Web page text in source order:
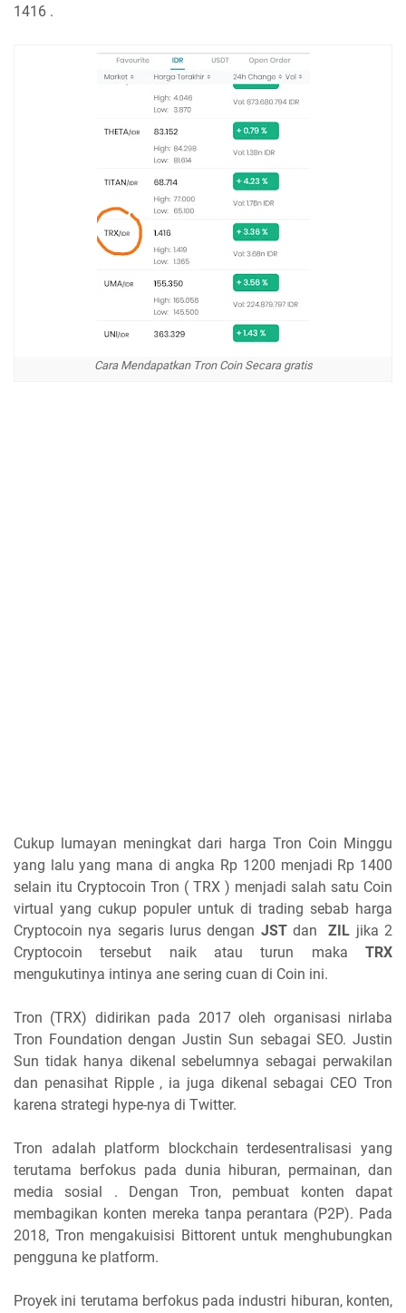
1416 .
Cara Mendapatkan Tron Coin Secara gratis
Cukup lumayan meningkat dari harga Tron Coin Minggu
yang lalu yang mana di angka Rp 1200 menjadi Rp 1400
selain itu Cryptocoin Tron ( TRX ) menjadi salah satu Coin
virtual yang cukup populer untuk di trading sebab harga
Cryptocoin nya segaris lurus dengan JSTdanZIL jika 2
Cryptocoin tersebut naik atau turun maka TRX
mengukutinya intinya ane sering cuan di Coin ini.
Tron (TRX) didirikan pada 2017 oleh organisasi nirlaba
Tron Foundation dengan Justin Sun sebagai SEO. Justin
Sun tidak hanya dikenal sebelumnya sebagai perwakilan
dan penasihat Ripple , ia juga dikenal sebagai CEO Tron
karena strategi hype-nya di Twitter.
Tron adalah platform blockchain terdesentralisasi yang
terutama berfokus pada dunia hiburan, permainan, dan
media sosial . Dengan Tron, pembuat konten dapat
membagikan konten mereka tanpa perantara (P2P). Pada
2018, Tron mengakuisisi Bittorent untuk menghubungkan
pengguna ke platform.
Proyek ini terutama berfokus pada industri hiburan, konten,